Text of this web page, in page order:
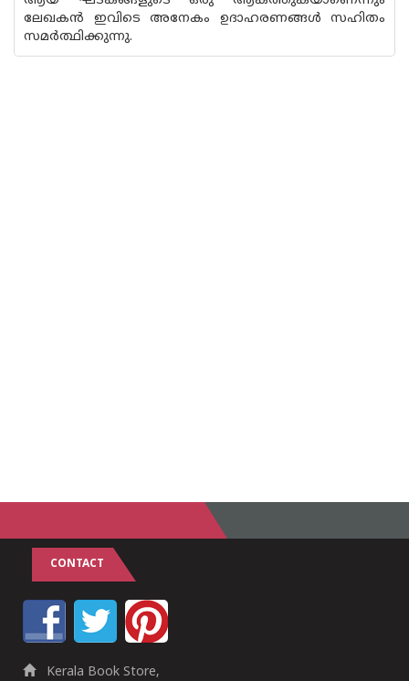
ലേഖകൻ ഇവിടെ അനേകം ഉദാഹരണങ്ങൾ സഹിതം
സമർത്ഥിക്കുന്നു.
CONTACT
Kerala Book Store,